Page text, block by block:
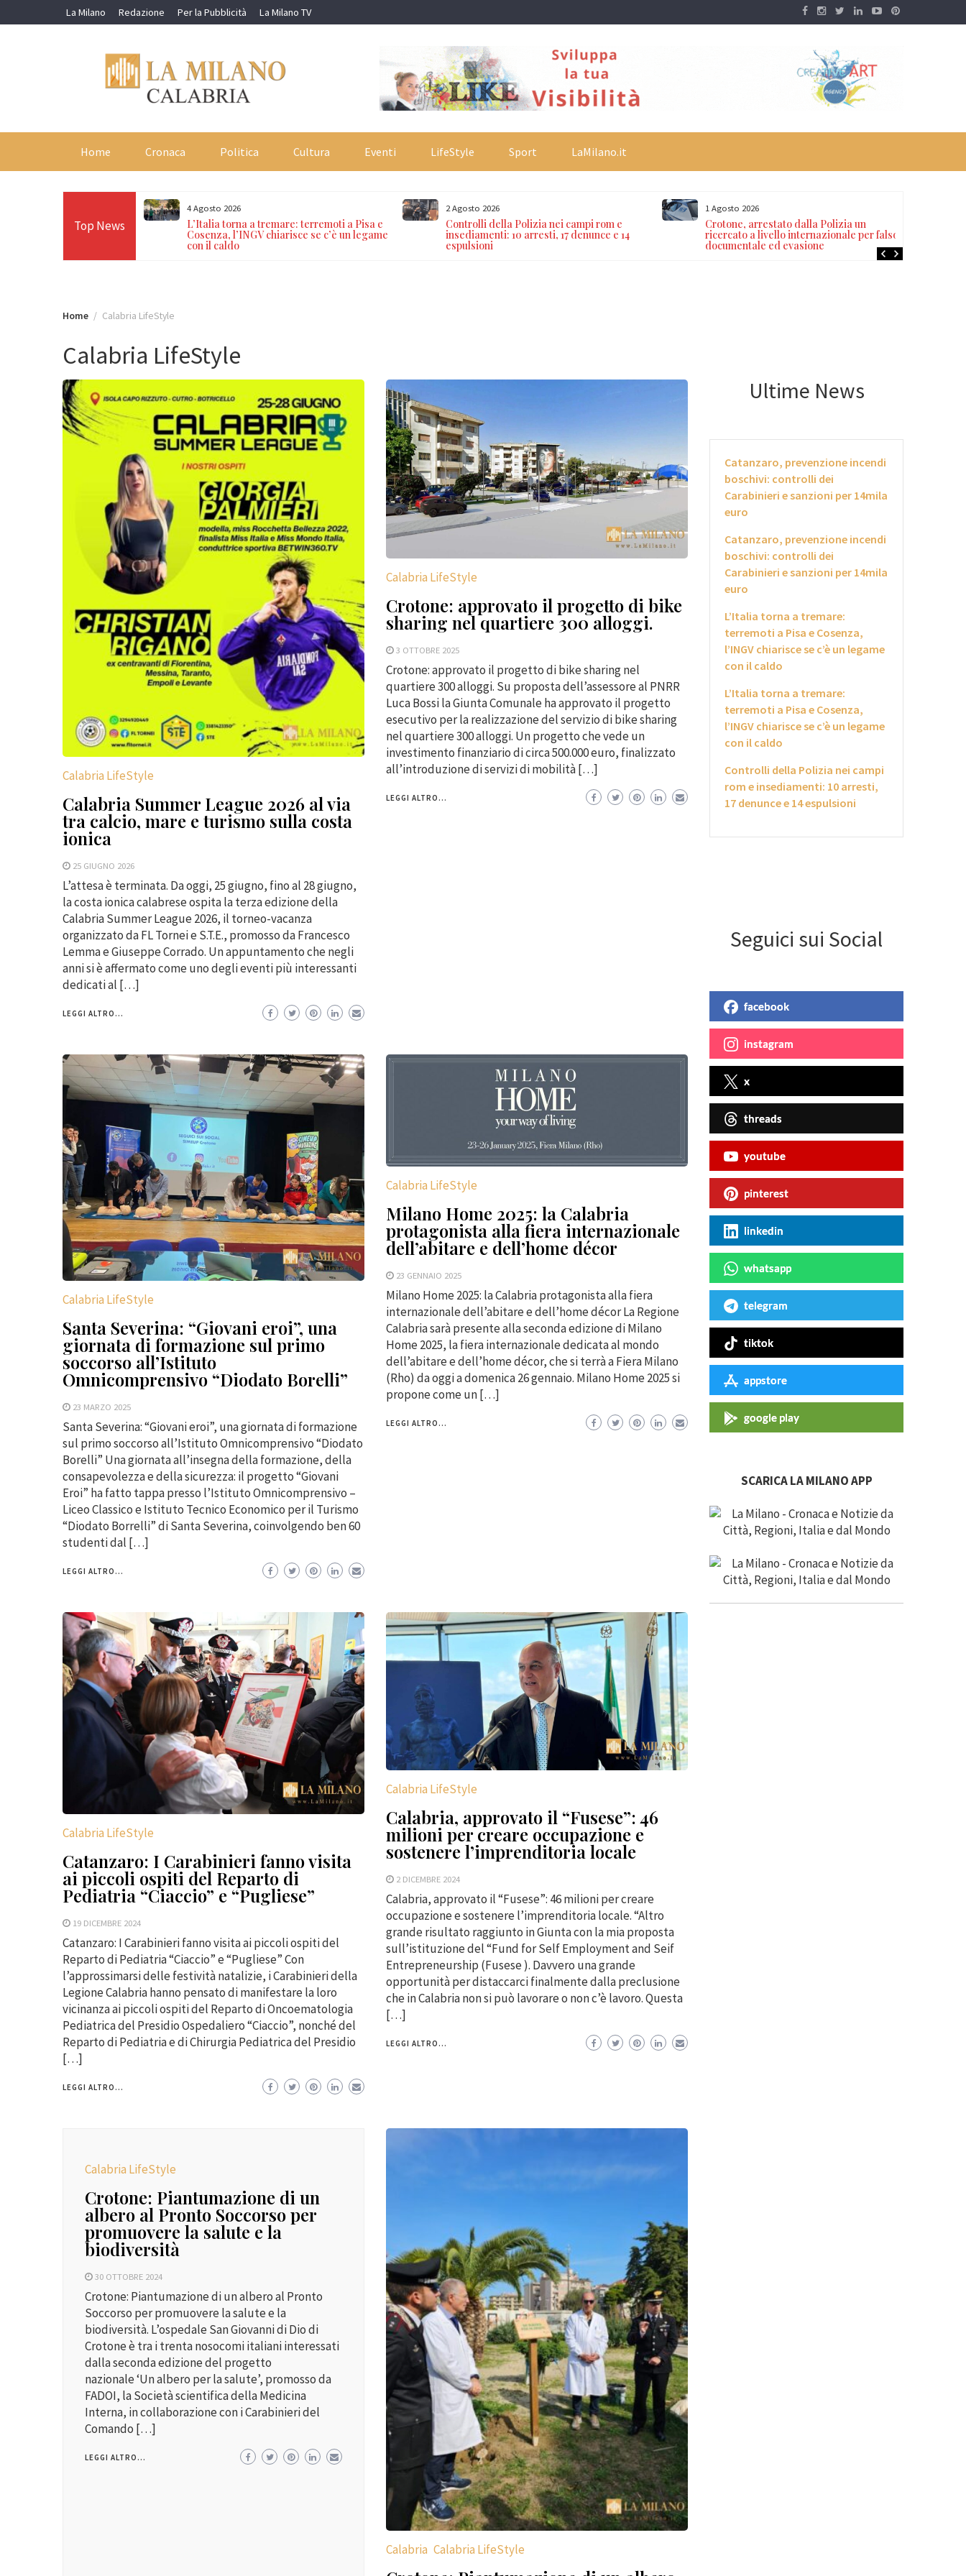
to
La Milano Redazione Per la Pubblicità La Milano TV
Home Cronaca Politica Cultura Eventi LifeStyle Sport LaMilano.it
Top News
incendi boschivi:
e sanzioni per
4 Agosto 2026
L’Italia torna a tremare: terremoti a Pisa e
Cosenza, l’INGV chiarisce se c’è un legame
con il caldo
2 Agosto 2026
Controlli della Polizia nei campi rom e
insediamenti: 10 arresti, 17 denunce e 14
espulsioni
1 Agosto 2026
Crotone, arrestato dalla Polizia un
ricercato a livello internazionale per falso
documentale ed evasione
Home Calabria LifeStyle
Calabria LifeStyle
Calabria LifeStyle
Calabria Summer League 2026 al via
tra calcio, mare e turismo sulla costa
ionica
25 GIUGNO 2026
L’attesa è terminata. Da oggi, 25 giugno, fino al 28 giugno,
la costa ionica calabrese ospita la terza edizione della
Calabria Summer League 2026, il torneo-vacanza
organizzato da FL Tornei e S.T.E., promosso da Francesco
Lemma e Giuseppe Corrado. Un appuntamento che negli
anni si è affermato come uno degli eventi più interessanti
dedicati al […]
LEGGI ALTRO...
Calabria LifeStyle
Crotone: approvato il progetto di bike
sharing nel quartiere 300 alloggi.
3 OTTOBRE 2025
Crotone: approvato il progetto di bike sharing nel
quartiere 300 alloggi. Su proposta dell’assessore al PNRR
Luca Bossi la Giunta Comunale ha approvato il progetto
esecutivo per la realizzazione del servizio di bike sharing
nel quartiere 300 alloggi. Un progetto che vede un
investimento finanziario di circa 500.000 euro, finalizzato
all’introduzione di servizi di mobilità […]
LEGGI ALTRO...
Calabria LifeStyle
Santa Severina: “Giovani eroi”, una
giornata di formazione sul primo
soccorso all’Istituto
Omnicomprensivo “Diodato Borelli”
23 MARZO 2025
Santa Severina: “Giovani eroi”, una giornata di formazione
sul primo soccorso all’Istituto Omnicomprensivo “Diodato
Borelli” Una giornata all’insegna della formazione, della
consapevolezza e della sicurezza: il progetto “Giovani
Eroi” ha fatto tappa presso l’Istituto Omnicomprensivo –
Liceo Classico e Istituto Tecnico Economico per il Turismo
“Diodato Borrelli” di Santa Severina, coinvolgendo ben 60
studenti dal […]
LEGGI ALTRO...
Calabria LifeStyle
Milano Home 2025: la Calabria
protagonista alla fiera internazionale
dell’abitare e dell’home décor
23 GENNAIO 2025
Milano Home 2025: la Calabria protagonista alla fiera
internazionale dell’abitare e dell’home décor La Regione
Calabria sarà presente alla seconda edizione di Milano
Home 2025, la fiera internazionale dedicata al mondo
dell’abitare e dell’home décor, che si terrà a Fiera Milano
(Rho) da oggi a domenica 26 gennaio. Milano Home 2025 si
propone come un […]
LEGGI ALTRO...
Calabria LifeStyle
Catanzaro: I Carabinieri fanno visita
ai piccoli ospiti del Reparto di
Pediatria “Ciaccio” e “Pugliese”
19 DICEMBRE 2024
Catanzaro: I Carabinieri fanno visita ai piccoli ospiti del
Reparto di Pediatria “Ciaccio” e “Pugliese” Con
l’approssimarsi delle festività natalizie, i Carabinieri della
Legione Calabria hanno pensato di manifestare la loro
vicinanza ai piccoli ospiti del Reparto di Oncoematologia
Pediatrica del Presidio Ospedaliero “Ciaccio”, nonché del
Reparto di Pediatria e di Chirurgia Pediatrica del Presidio
[…]
LEGGI ALTRO...
Calabria LifeStyle
Calabria, approvato il “Fusese”: 46
milioni per creare occupazione e
sostenere l’imprenditoria locale
2 DICEMBRE 2024
Calabria, approvato il “Fusese”: 46 milioni per creare
occupazione e sostenere l’imprenditoria locale. “Altro
grande risultato raggiunto in Giunta con la mia proposta
sull’istituzione del “Fund for Self Employment and Seif
Entrepreneurship (Fusese ). Davvero una grande
opportunità per distaccarci finalmente dalla preclusione
che in Calabria non si può lavorare o non c’è lavoro. Questa
[…]
LEGGI ALTRO...
Calabria LifeStyle
Crotone: Piantumazione di un
albero al Pronto Soccorso per
promuovere la salute e la
biodiversità
30 OTTOBRE 2024
Crotone: Piantumazione di un albero al Pronto
Soccorso per promuovere la salute e la
biodiversità. L’ospedale San Giovanni di Dio di
Crotone è tra i trenta nosocomi italiani interessati
dalla seconda edizione del progetto
nazionale ‘Un albero per la salute’, promosso da
FADOI, la Società scientifica della Medicina
Interna, in collaborazione con i Carabinieri del
Comando […]
LEGGI ALTRO...
Calabria Calabria LifeStyle
Ultime News
Catanzaro, prevenzione incendi
boschivi: controlli dei
Carabinieri e sanzioni per 14mila
euro
Catanzaro, prevenzione incendi
boschivi: controlli dei
Carabinieri e sanzioni per 14mila
euro
L’Italia torna a tremare:
terremoti a Pisa e Cosenza,
l’INGV chiarisce se c’è un legame
con il caldo
L’Italia torna a tremare:
terremoti a Pisa e Cosenza,
l’INGV chiarisce se c’è un legame
con il caldo
Controlli della Polizia nei campi
rom e insediamenti: 10 arresti,
17 denunce e 14 espulsioni
Seguici sui Social
facebook
instagram
x
threads
youtube
pinterest
linkedin
whatsapp
telegram
tiktok
appstore
google play
SCARICA LA MILANO APP